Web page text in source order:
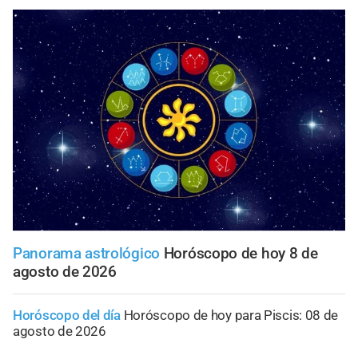
Panorama astrológico Horóscopo de hoy 8 de
agosto de 2026
Horóscopo del día Horóscopo de hoy para Piscis: 08 de
agosto de 2026